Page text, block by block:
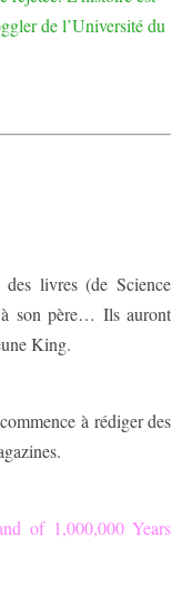
de l’Université du
livres (de Science
à son père… Ils auront
King.
à rédiger des
of 1,000,000 Years